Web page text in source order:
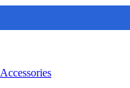
Accessories